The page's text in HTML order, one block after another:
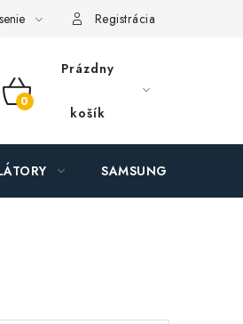
Zľavy pre profíkov
Registrácia
NÁKUPNÝ
KOŠÍK
Prázdny
košík
SAMSUNG SVIETIDLÁ